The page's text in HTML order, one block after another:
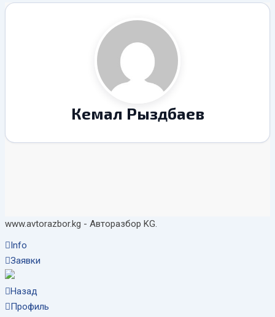
Кемал Рыздбаев
www.avtorazbor.kg - Авторазбор KG.
Info
Заявки
Назад
Профиль